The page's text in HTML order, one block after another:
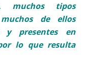
muchos tipos
de ellos
y presentes en
lo que resulta